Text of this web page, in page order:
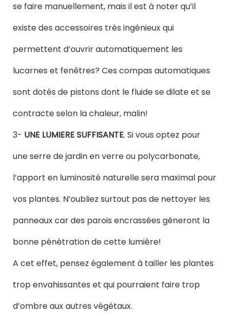
se faire manuellement, mais il est à noter qu’il
existe des accessoires très ingénieux qui
permettent d’ouvrir automatiquement les
lucarnes et fenêtres? Ces compas automatiques
sont dotés de pistons dont le fluide se dilate et se
contracte selon la chaleur, malin!
3- UNE LUMIERE SUFFISANTE. Si vous optez pour
une serre de jardin en verre ou polycarbonate,
l’apport en luminosité naturelle sera maximal pour
vos plantes. N’oubliez surtout pas de nettoyer les
panneaux car des parois encrassées gêneront la
bonne pénétration de cette lumière!
A cet effet, pensez également à tailler les plantes
trop envahissantes et qui pourraient faire trop
d’ombre aux autres végétaux.